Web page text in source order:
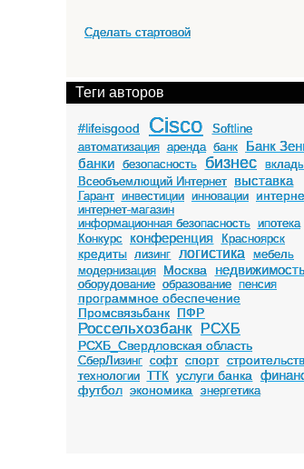
Сделать стартовой
Теги авторов
#lifeisgood Cisco
Softline
автоматизация аренда банк
Банк
банки безопасность бизнес
Всеобъемлющий Интернет
выставка
Гарант инвестиции инновации
интернет-магазин
информационная безопасность ипотека
Конкурс
конференция Красноярск
кредиты лизинг логистика
мебель
модернизация
Москва
оборудование образование пенсия
программное обеспечение
Промсвязьбанк ПФР
Россельхозбанк РСХБ
РСХБ_Свердловская область
СберЛизинг софт спорт
технологии ТТК услуги банка
футбол экономика энергетика